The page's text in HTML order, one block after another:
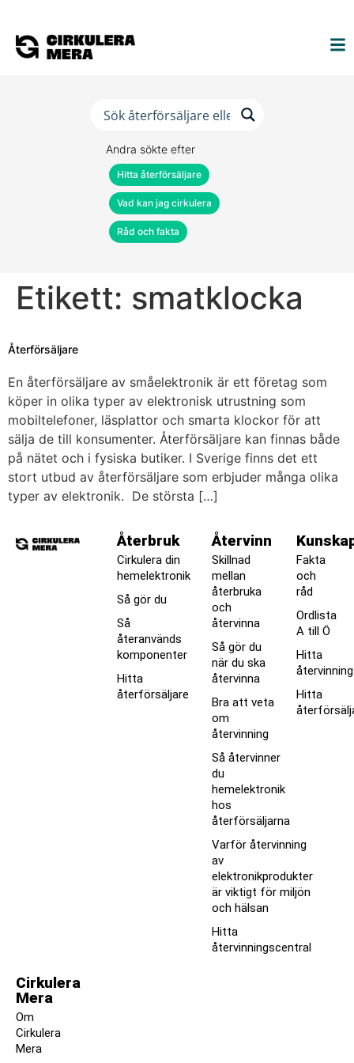
Andra sökte efter
Hitta återförsäljare
Vad kan jag cirkulera
Råd och fakta
Etikett: smatklocka
Återförsäljare
En återförsäljare av småelektronik är ett företag som
köper in olika typer av elektronisk utrustning som
mobiltelefoner, läsplattor och smarta klockor för att
sälja de till konsumenter. Återförsäljare kan finnas både
på nätet och i fysiska butiker. I Sverige finns det ett
stort utbud av återförsäljare som erbjuder många olika
typer av elektronik. De största […]
Återbruk
Cirkulera din
hemelektronik
Så gör du
Så
återanvänds
komponenter
Hitta
återförsäljare
Återvinn
Skillnad
mellan
återbruka
och
återvinna
Så gör du
när du ska
återvinna
Bra att veta
om
återvinning
Så återvinner
du
hemelektronik
hos
återförsäljarna
Varför återvinning
av
elektronikprodukter
är viktigt för miljön
och hälsan
Hitta
återvinningscentral
Fakta
och
råd
Ordlista
A till Ö
Hitta
Hitta
Cirkulera
Mera
Om
Cirkulera
Mera